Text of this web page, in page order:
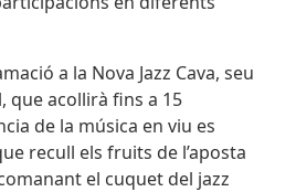
a la Nova Jazz Cava, seu
que acollirà fins a 15
de la música en viu es
recull els fruits de l’aposta
el cuquet del jazz